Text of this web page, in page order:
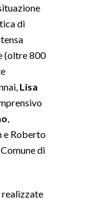
di
(oltre 800
Lisa
e Roberto
di
realizzate